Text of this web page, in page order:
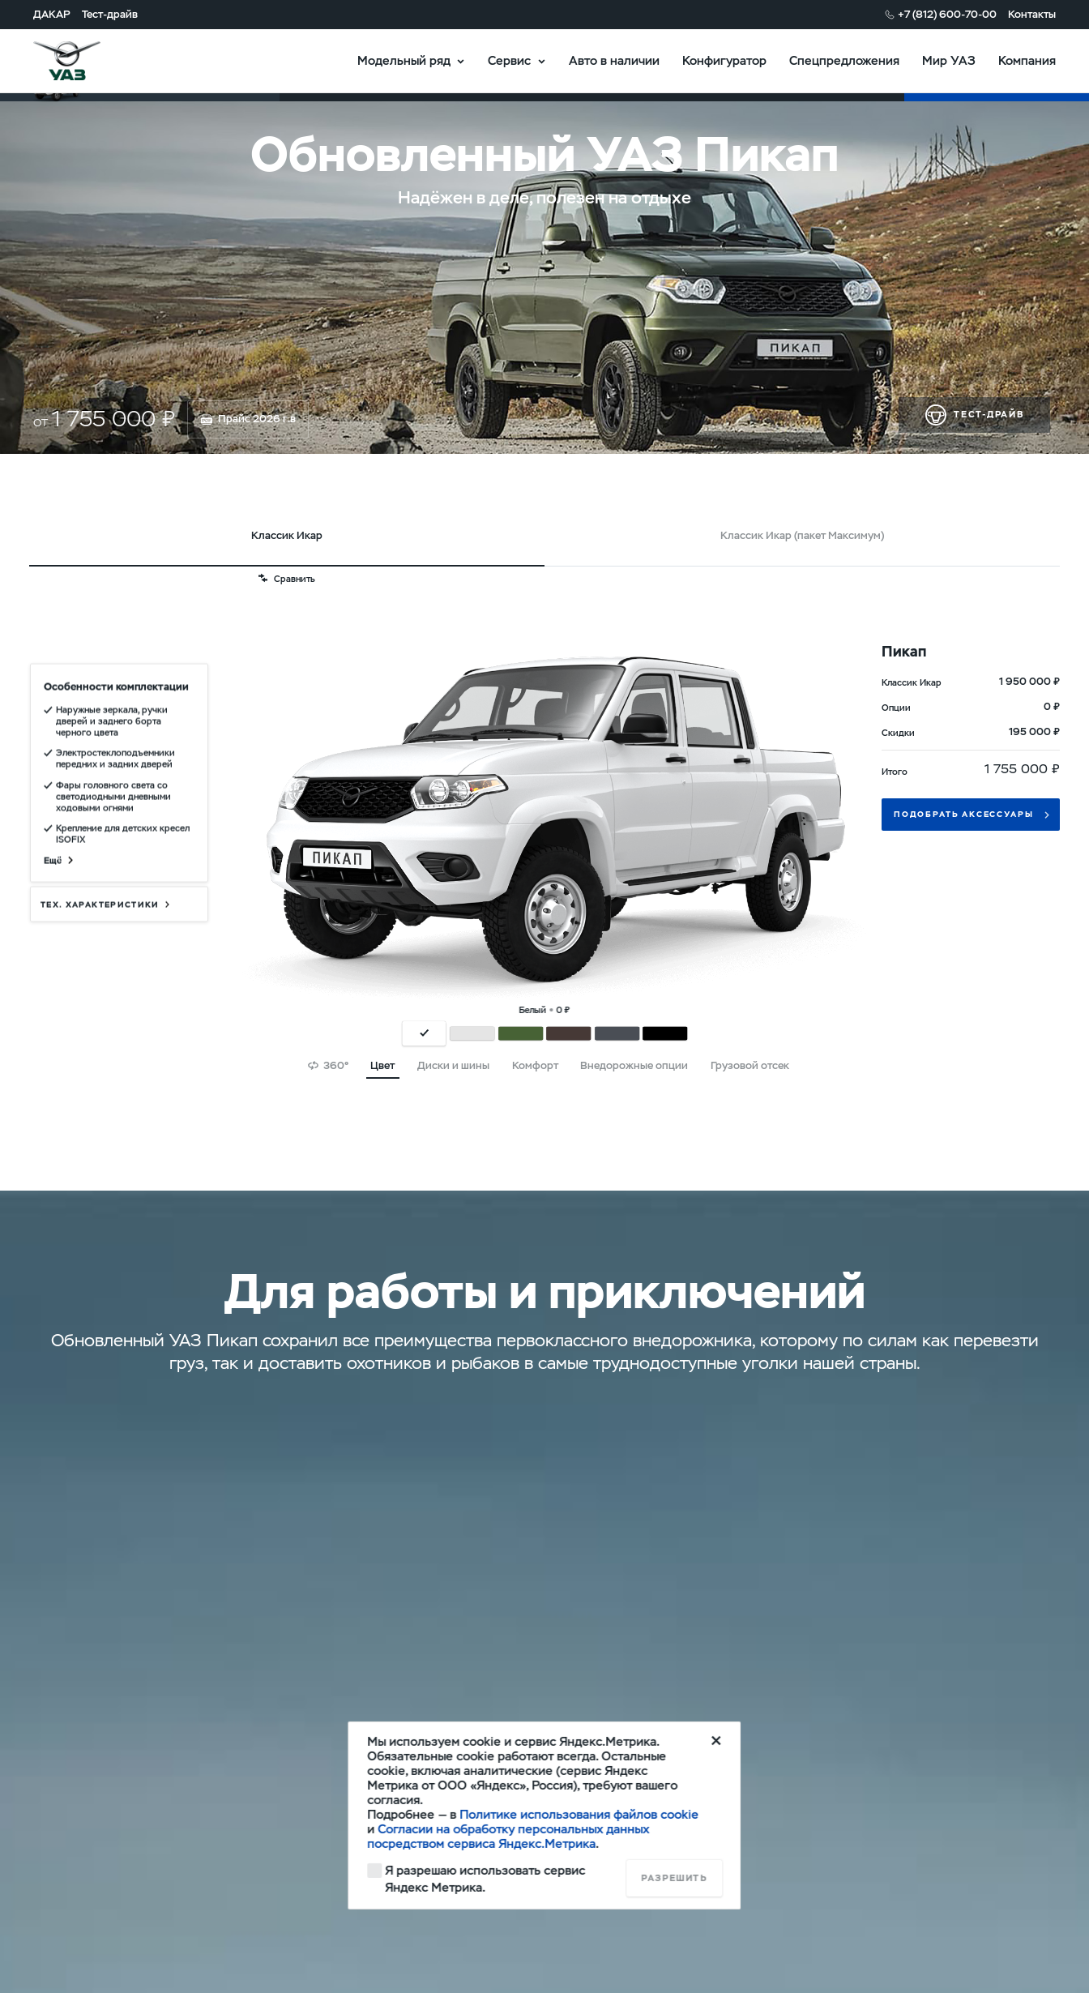
ДАКАР Тест-драйв +7 (812) 600-70-00 Контакты
Модельный ряд Сервис Авто в наличии Конфигуратор Спецпредложения Мир УАЗ Компания
Обновленный УАЗ Пикап
Надёжен в деле, полезен на отдыхе
ТЕСТ-ДРАЙВ
от1 755 000 ₽ Прайс 2026 г.в
Классик Икар
Сравнить
Классик Икар (пакет Максимум)
360° Цвет Диски и шины Комфорт Внедорожные опции Грузовой отсек
Особенности комплектации
Наружные зеркала, ручки
дверей и заднего борта
черного цвета
Электростеклоподъемники
передних и задних дверей
Фары головного света со
светодиодными дневными
ходовыми огнями
Крепление для детских кресел
ISOFIX
Ещё
ТЕХ. ХАРАКТЕРИСТИКИ
Белый 0 ₽
Пикап
Классик Икар 1 950 000 ₽
Опции 0 ₽
Скидки 195 000 ₽
Итого 1 755 000 ₽
ПОДОБРАТЬ АКСЕССУАРЫ
Для работы и приключений
Обновленный УАЗ Пикап сохранил все преимущества первоклассного внедорожника, которому по силам как перевезти
груз, так и доставить охотников и рыбаков в самые труднодоступные уголки нашей страны.
Мы используем cookie и сервис Яндекс.Метрика.
Обязательные cookie работают всегда. Остальные
cookie, включая аналитические (сервис Яндекс
Метрика от ООО «Яндекс», Россия), требуют вашего
согласия.
Подробнее — в Политике использования файлов cookie
иСогласии на обработку персональных данных
посредством сервиса Яндекс.Метрика.
Я разрешаю использовать сервис
Яндекс Метрика.
РАЗРЕШИТЬ